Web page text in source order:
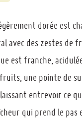
dorée est
avec des zestes de
est franche,
une pointe de
entrevoir ce
qui prend le pas